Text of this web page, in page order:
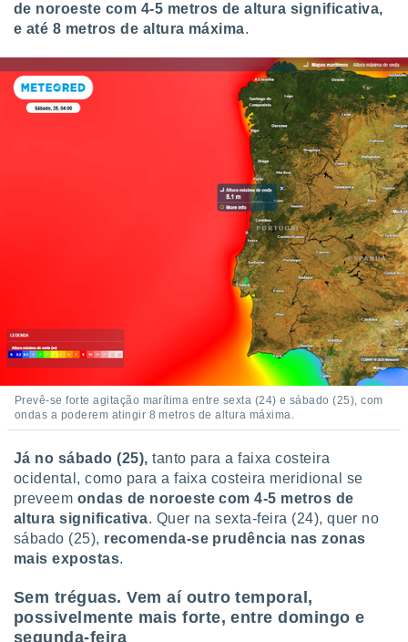
de noroeste com 4-5 metros de altura significativa,
e até 8 metros de altura máxima.
Prevê-se forte agitação marítima entre sexta (24) e sábado (25), com
ondas a poderem atingir 8 metros de altura máxima.
Já no sábado (25),tanto para a faixa costeira
ocidental, como para a faixa costeira meridional se
preveem ondas de noroeste com 4-5 metros de
altura significativa. Quer na sexta-feira (24), quer no
sábado (25), recomenda-se prudência nas zonas
mais expostas.
Sem tréguas. Vem aí outro temporal,
possivelmente mais forte, entre domingo e
segunda-feira